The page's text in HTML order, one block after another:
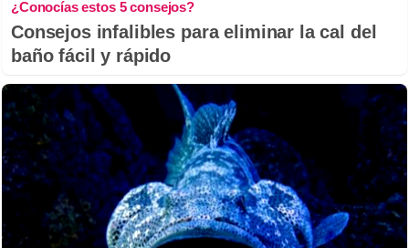
¿Conocías estos 5 consejos?
Consejos infalibles para eliminar la cal del
baño fácil y rápido